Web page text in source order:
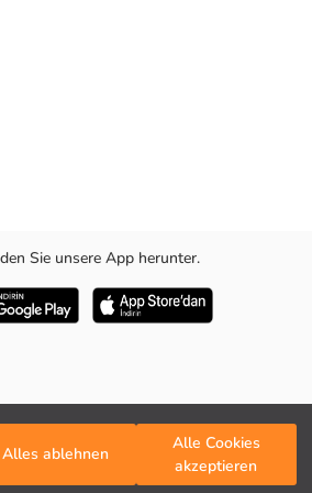
Alles ablehnen
Alle Cookies
akzeptieren
atmungsaktive Struktur bietet
Sie unsere App herunter.